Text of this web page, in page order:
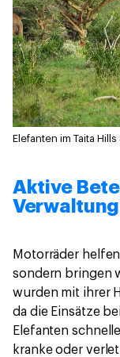
Elefanten im Taita
Aktive
Motorräder
sondern bringen
wurden mit ihrer
da die Einsätze
Elefanten
kranke oder